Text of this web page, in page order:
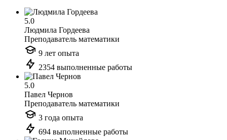
5.0
Людмила Гордеева
Преподаватель математики
9 лет опыта
2354 выполненные работы
5.0
Павел Чернов
Преподаватель математики
3 года опыта
694 выполненные работы